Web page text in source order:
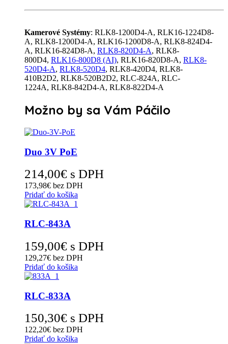
Kamerové Systémy: RLK8-1200D4-A, RLK16-1224D8-
A, RLK8-1200D4-A, RLK16-1200D8-A, RLK8-824D4-
A, RLK16-824D8-A, RLK8-820D4-A, RLK8-
800D4, RLK16-800D8 (AI), RLK16-820D8-A, RLK8-
520D4-A, RLK8-520D4, RLK8-420D4, RLK8-
410B2D2, RLK8-520B2D2, RLC-824A, RLC-
1224A, RLK8-842D4-A, RLK8-822D4-A
Možno by sa Vám Páčilo
Duo 3V PoE
214,00€ s DPH
173,98€ bez DPH
Pridať do košika
RLC-843A
159,00€ s DPH
129,27€ bez DPH
Pridať do košika
RLC-833A
150,30€ s DPH
122,20€ bez DPH
Pridať do košika